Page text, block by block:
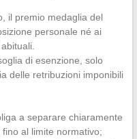
il premio medaglia del
personale né ai
di esenzione, solo
delle retribuzioni imponibili
a separare chiaramente
al limite normativo;